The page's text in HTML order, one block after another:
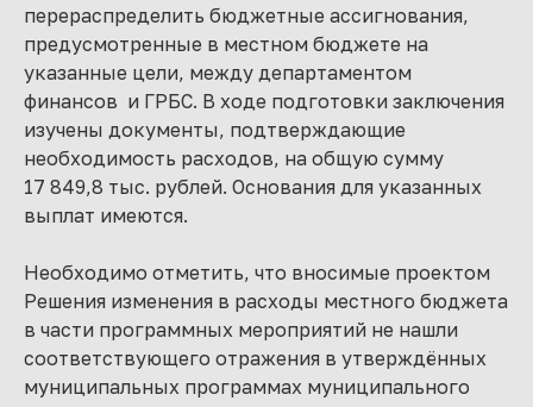
перераспределить бюджетные ассигнования,
предусмотренные в местном бюджете на
указанные цели, между департаментом
финансов и ГРБС. В ходе подготовки заключения
изучены документы, подтверждающие
необходимость расходов, на общую сумму
17 849,8 тыс. рублей. Основания для указанных
выплат имеются.
Необходимо отметить, что вносимые проектом
Решения изменения в расходы местного бюджета
в части программных мероприятий не нашли
соответствующего отражения в утверждённых
муниципальных программах муниципального